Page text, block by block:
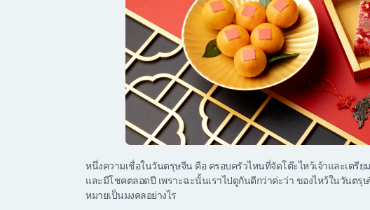
หนึ่งความเชื่อในวันตรุษจีน คือ ครอบครัวไหนที่จัดโต๊ะไหว้เจ้าและเตรีย
และมีโชคตลอดปี เพราะฉะนั้นเราไปดูกันดีกว่าค่ะว่า ของไหว้ในวันตรุ
หมายเป็นมงคลอย่างไร